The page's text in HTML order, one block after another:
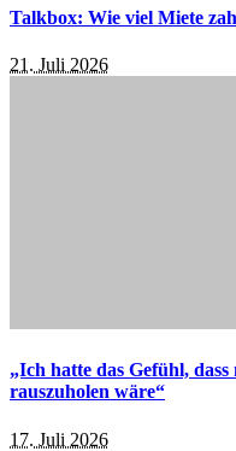
Talkbox: Wie viel Miete
21. Juli 2026
„Ich hatte das Gefühl,
rauszuholen wäre“
17. Juli 2026